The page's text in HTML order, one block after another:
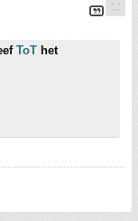
ToT het